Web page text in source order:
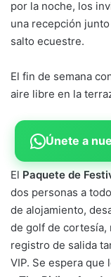
por la noche, los
una recepción
salto ecuestre.
El fin de semana
aire libre en la
Únete a
El Paquete de
dos personas a
de alojamiento,
de golf de cortesía,
registro de salida
VIP. Se espera que